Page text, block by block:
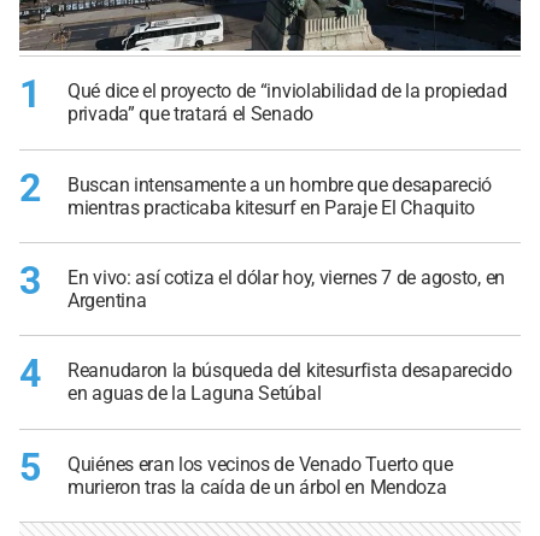
1
Qué dice el proyecto de “inviolabilidad de la propiedad
privada” que tratará el Senado
2
Buscan intensamente a un hombre que desapareció
mientras practicaba kitesurf en Paraje El Chaquito
3
En vivo: así cotiza el dólar hoy, viernes 7 de agosto, en
Argentina
4
Reanudaron la búsqueda del kitesurfista desaparecido
en aguas de la Laguna Setúbal
5
Quiénes eran los vecinos de Venado Tuerto que
murieron tras la caída de un árbol en Mendoza